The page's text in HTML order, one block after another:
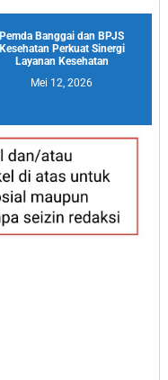
Pemda Banggai dan BPJS
Kesehatan Perkuat Sinergi
Layanan Kesehatan
Mei 12, 2026